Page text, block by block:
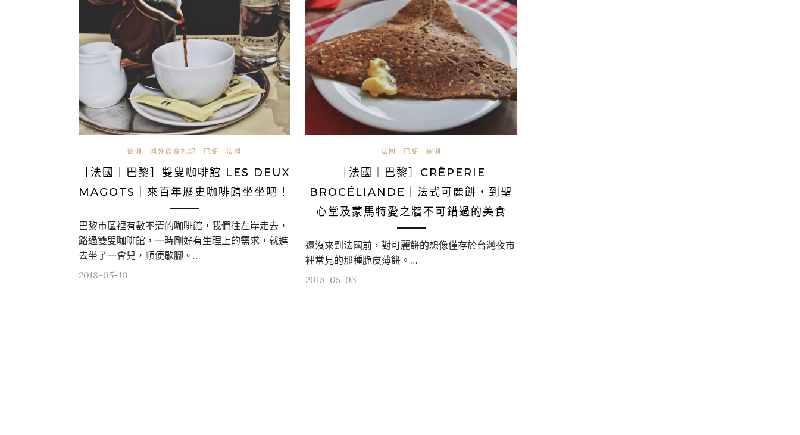
歐洲 國外飲食札記 巴黎 法國
［法國｜巴黎］雙叟咖啡館 LES DEUX
MAGOTS｜來百年歷史咖啡館坐坐吧！
巴黎市區裡有數不清的咖啡館，我們往左岸走去，
路過雙叟咖啡館，一時剛好有生理上的需求，就進
去坐了一會兒，順便歇腳。…
2018-05-10
法國 巴黎 歐洲
［法國｜巴黎］CRÊPERIE
BROCÉLIANDE｜法式可麗餅・到聖
心堂及蒙馬特愛之牆不可錯過的美食
還沒來到法國前，對可麗餅的想像僅存於台灣夜市
裡常見的那種脆皮薄餅。…
2018-05-03